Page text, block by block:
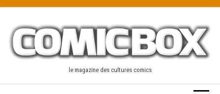
content
le magazine des cultures comics